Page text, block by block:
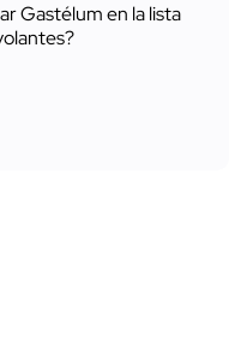
Gastélum en la lista